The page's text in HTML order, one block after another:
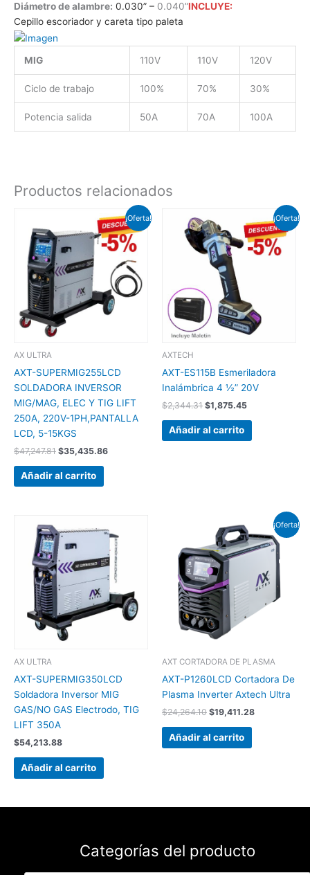
Diámetro de alambre: 0.030” – 0.040”​​​INCLUYE:
Cepillo escoriador y careta tipo paleta
MIG 110V 110V 120V
Ciclo de trabajo 100% 70% 30%
Potencia salida 50A 70A 100A
Productos relacionados
¡Oferta!
AX ULTRA
​AXT-SUPERMIG255LCD
SOLDADORA INVERSOR
MIG/MAG, ELEC Y TIG LIFT
250A, 220V-1PH,PANTALLA
LCD, 5-15KGS
$47,247.81
original
era:
$47,247.81.
$35,435.86
precio
actual
es:
$35,435.86.
Añadir al carrito
¡Oferta!
AXTECH
AXT-ES115B Esmeriladora
Inalámbrica 4 ½” 20V
$2,344.31
precio
original
era:
$2,344.31.
$1,875.45
precio
actual
es:
$1,875.45.
Añadir al carrito
AX ULTRA
AXT-SUPERMIG350LCD
Soldadora Inversor MIG
GAS/NO GAS Electrodo, TIG
LIFT 350A
$54,213.88
Añadir al carrito
¡Oferta!
AXT CORTADORA DE PLASMA
AXT-P1260LCD Cortadora De
Plasma Inverter Axtech Ultra
$24,264.10
precio
original
era:
$24,264.10.
$19,411.28
precio
actual
es:
$19,411.28.
Añadir al carrito
Categorías del producto